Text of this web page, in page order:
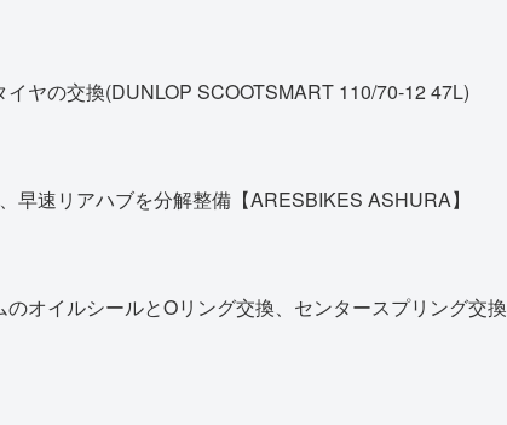
イヤの交換(DUNLOP SCOOTSMART 110/70-12 47L)
早速リアハブを分解整備【ARESBIKES ASHURA】
のオイルシールとOリング交換、センタースプリング交換